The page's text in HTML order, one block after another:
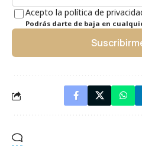
Acepto la política de
Podrás darte de baja en